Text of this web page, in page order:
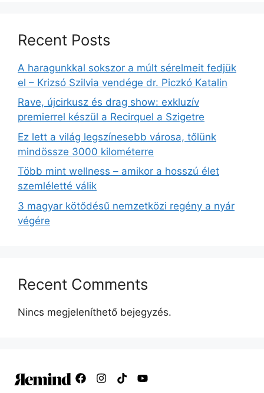
Recent Posts
A haragunkkal sokszor a múlt sérelmeit fedjük
el – Krizsó Szilvia vendége dr. Piczkó Katalin
Rave, újcirkusz és drag show: exkluzív
premierrel készül a Recirquel a Szigetre
Ez lett a világ legszínesebb városa, tőlünk
mindössze 3000 kilométerre
Több mint wellness – amikor a hosszú élet
szemléletté válik
3 magyar kötődésű nemzetközi regény a nyár
végére
Recent Comments
Nincs megjeleníthető bejegyzés.